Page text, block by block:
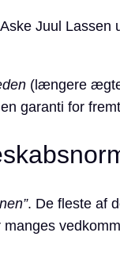
Juul Lassen
(længere
garanti for
. De fleste af